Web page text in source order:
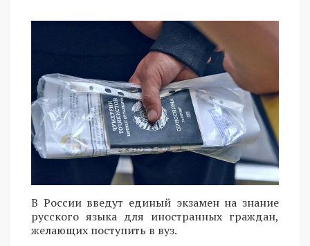
В России введут единый экзамен на знание
русского языка для иностранных граждан,
желающих поступить в вуз.